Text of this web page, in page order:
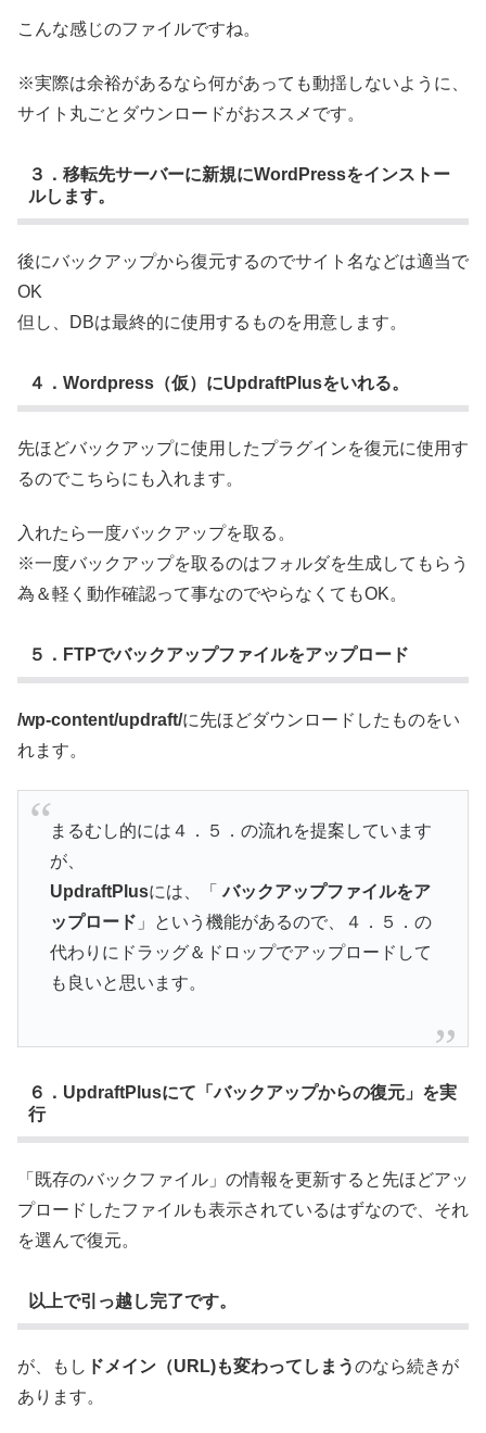
こんな感じのファイルですね。
※実際は余裕があるなら何があっても動揺しないように、
サイト丸ごとダウンロードがおススメです。
３．移転先サーバーに新規にWordPressをインストー
ルします。
後にバックアップから復元するのでサイト名などは適当で
OK
但し、DBは最終的に使用するものを用意します。
４．Wordpress（仮）にUpdraftPlusをいれる。
先ほどバックアップに使用したプラグインを復元に使用す
るのでこちらにも入れます。
入れたら一度バックアップを取る。
※一度バックアップを取るのはフォルダを生成してもらう
為＆軽く動作確認って事なのでやらなくてもOK。
５．FTPでバックアップファイルをアップロード
/wp-content/updraft/に先ほどダウンロードしたものをい
れます。
まるむし的には４．５．の流れを提案しています
が、
UpdraftPlusには、「 バックアップファイルをア
ップロード 」という機能があるので、４．５．の
代わりにドラッグ＆ドロップでアップロードして
も良いと思います。
６． UpdraftPlusにて「バックアップからの復元」 を実
行
「既存のバックファイル」の情報を更新すると先ほどアッ
プロードしたファイルも表示されているはずなので、それ
を選んで復元。
以上で引っ越し完了です。
が、もし ドメイン（URL)も変わってしまうのなら続きが
あります。